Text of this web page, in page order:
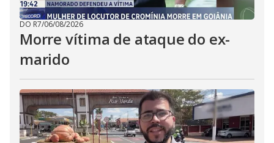
DO R7/06/08/2026
Morre vítima de ataque do ex-
marido